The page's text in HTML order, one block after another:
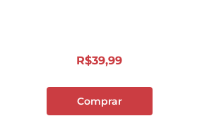
R$39,99
Comprar